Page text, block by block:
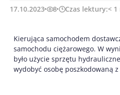
17.10.2023 8 Czas lektury:< 1
Kierująca samochodem
samochodu ciężarowego. W
było użycie sprzętu
wydobyć osobę poszkodowaną